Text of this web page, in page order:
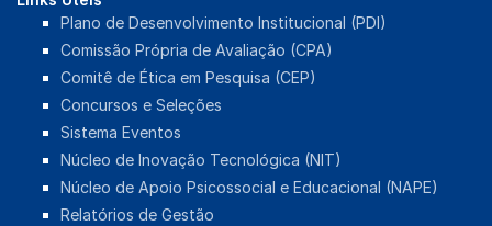
Plano de Desenvolvimento Institucional (PDI)
Comissão Própria de Avaliação (CPA)
Comitê de Ética em Pesquisa (CEP)
Concursos e Seleções
Sistema Eventos
Núcleo de Inovação Tecnológica (NIT)
Núcleo de Apoio Psicossocial e Educacional (NAPE)
Relatórios de Gestão